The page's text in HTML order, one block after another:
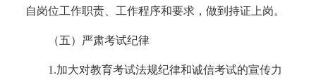
自岗位工作职责、工作程序和要求，做到持证上岗。
（五）严肃考试纪律
1.加大对教育考试法规纪律和诚信考试的宣传力